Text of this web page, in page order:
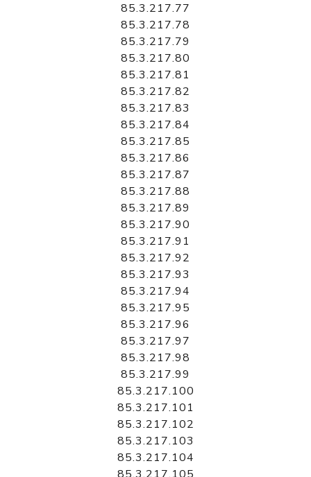
85.3.217.77
85.3.217.78
85.3.217.79
85.3.217.80
85.3.217.81
85.3.217.82
85.3.217.83
85.3.217.84
85.3.217.85
85.3.217.86
85.3.217.87
85.3.217.88
85.3.217.89
85.3.217.90
85.3.217.91
85.3.217.92
85.3.217.93
85.3.217.94
85.3.217.95
85.3.217.96
85.3.217.97
85.3.217.98
85.3.217.99
85.3.217.100
85.3.217.101
85.3.217.102
85.3.217.103
85.3.217.104